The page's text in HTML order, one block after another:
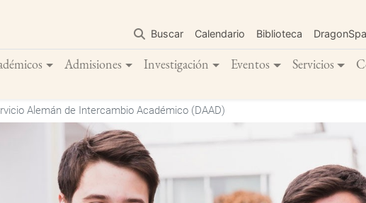
contenido
principal
Buscar Calendario Biblioteca
Admisiones Investigación Eventos Servicios
Alemán de Intercambio Académico (DAAD)